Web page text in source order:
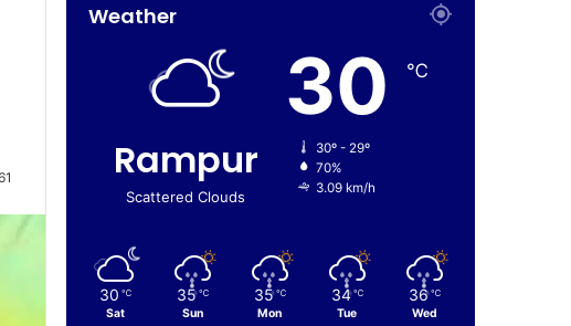
Weather
Rampur
Scattered Clouds
30 ℃
30º - 29º
70%
3.09 km/h
30 ℃
Sat
35 ℃
Sun
35 ℃
Mon
34 ℃
Tue
36 ℃
Wed